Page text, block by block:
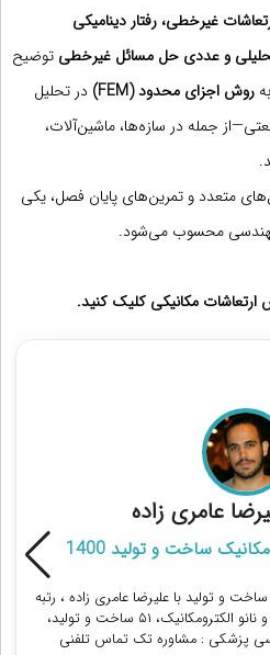
غیرخطی، رفتار دینامیکی
و عددی حل مسائل غیرخطی توضیح
روش اجزای محدود (FEM)
در تحلیل
جمله در سازه‌ها، ماشین‌آلات،
متعدد و تمرین‌های پایان فصل، یکی
مهندسی محسوب می‌شود.
مکانیکی کلیک کنید.
عامری زاده
و تولید با علیرضا عامری زاده ، رتبه
۱۸ در گرایش سیستمهای میکرو و نانو الکترومکانیک، ۵۱ ساخت و تولید،